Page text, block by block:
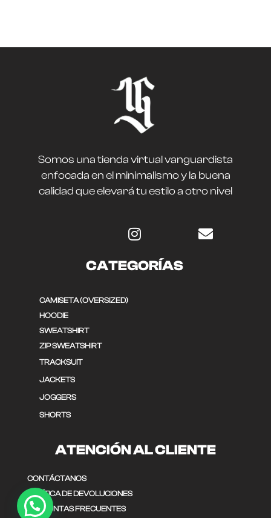
Somos una tienda virtual vanguardista
enfocada en el minimalismo y la buena
calidad que elevará tu estilo a otro nivel
CATEGORÍAS
CAMISETA (OVERSIZED)
HOODIE
SWEATSHIRT
ZIP SWEATSHIRT
TRACKSUIT
JACKETS
JOGGERS
SHORTS
ATENCIÓN AL CLIENTE
CONTÁCTANOS
POLÍTICA DE DEVOLUCIONES
PREGUNTAS FRECUENTES